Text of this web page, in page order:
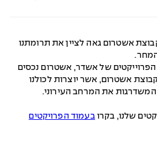
קבוצת אשטרום גאה לציין את תרומתנו
של אשדר, אשטרום נכסים
אשטרום, אשר יוצרות לכולנו
המשדרגות את המרחב העירוני.
שלנו, בקרובעמוד הפרויקטים